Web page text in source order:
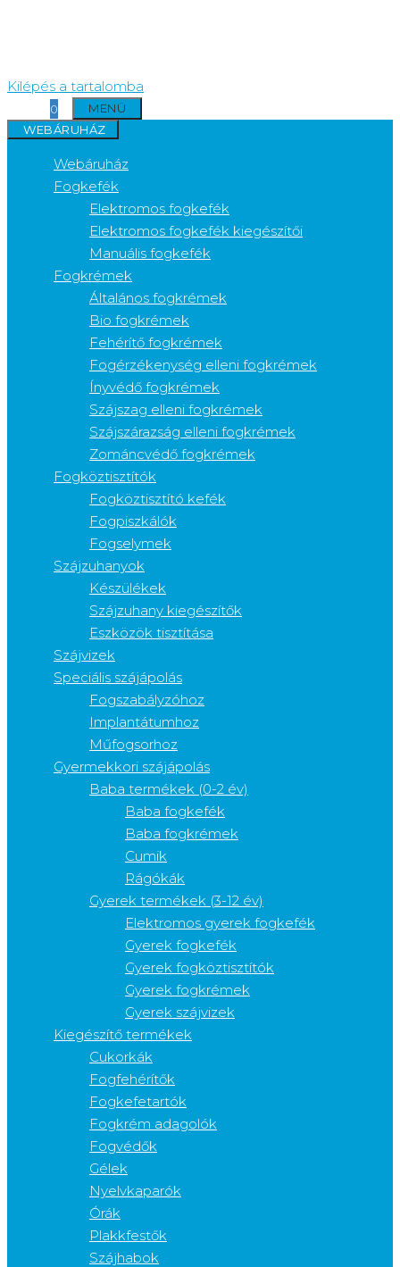
Kilépés a tartalomba
0
MENÜ
WEBÁRUHÁZ
Webáruház
Fogkefék
Elektromos fogkefék
Elektromos fogkefék kiegészítői
Manuális fogkefék
Fogkrémek
Általános fogkrémek
Bio fogkrémek
Fehérítő fogkrémek
Fogérzékenység elleni fogkrémek
Ínyvédő fogkrémek
Szájszag elleni fogkrémek
Szájszárazság elleni fogkrémek
Zománcvédő fogkrémek
Fogköztisztítók
Fogköztisztító kefék
Fogpiszkálók
Fogselymek
Szájzuhanyok
Készülékek
Szájzuhany kiegészítők
Eszközök tisztítása
Szájvizek
Speciális szájápolás
Fogszabályzóhoz
Implantátumhoz
Műfogsorhoz
Gyermekkori szájápolás
Baba termékek (0-2 év)
Baba fogkefék
Baba fogkrémek
Cumik
Rágókák
Gyerek termékek (3-12 év)
Elektromos gyerek fogkefék
Gyerek fogkefék
Gyerek fogköztisztítók
Gyerek fogkrémek
Gyerek szájvizek
Kiegészítő termékek
Cukorkák
Fogfehérítők
Fogkefetartók
Fogkrém adagolók
Fogvédők
Gélek
Nyelvkaparók
Órák
Plakkfestők
Szájhabok